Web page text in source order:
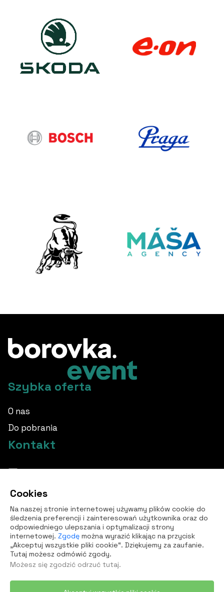
Szybka oferta
O nas
Do pobrania
Kontakt
info@borovka.cz
+420 724 760 650
Wszystkie kontakty
Cookies
Na naszej stronie internetowej używamy plików cookie do
śledzenia preferencji i zainteresowań użytkownika oraz do
odpowiedniego ulepszania i optymalizacji strony
internetowej. Zgodę można wyrazić klikając na przycisk
„Akceptuj wszystkie pliki cookie“. Dziękujemy za zaufanie.
Tutaj możesz odmówić zgody.
Możesz się zgodzić odrzuć tutaj.